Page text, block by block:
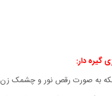
گیره دار: